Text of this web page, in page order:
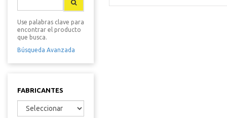
Use palabras clave para
encontrar el producto
que busca.
Búsqueda Avanzada
FABRICANTES